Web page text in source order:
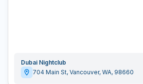
Dubai Nightclub
704 Main St, Vancouver, WA, 98660